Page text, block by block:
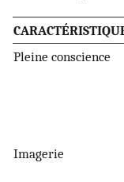
Pleine conscience
Imagerie